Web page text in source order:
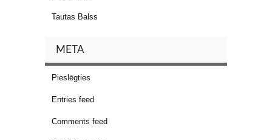
Tautas Balss
META
Pieslēgties
Entries feed
Comments feed